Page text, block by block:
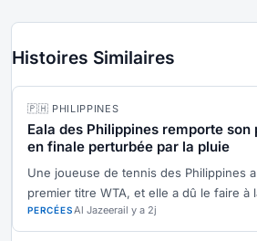
Histoires Similaires
🇵🇭 PHILIPPINES
Eala des Philippines remporte
en finale perturbée par la pluie
Une joueuse de tennis des Philippines
premier titre WTA, et elle a dû le faire à
PERCÉESAl Jazeerail y a 2j